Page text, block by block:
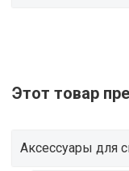
Этот товар
Аксессуары для